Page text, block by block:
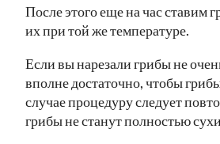
После этого еще на час ставим
их при той же температуре.
Если вы нарезали грибы не
вполне достаточно, чтобы
случае процедуру следует
грибы не станут полностью